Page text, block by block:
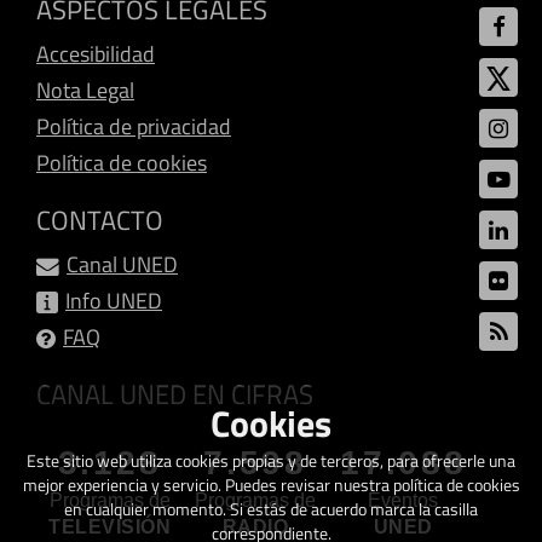
ASPECTOS LEGALES
Accesibilidad
Nota Legal
Política de privacidad
Política de cookies
CONTACTO
Canal UNED
Info UNED
FAQ
CANAL UNED EN CIFRAS
3.128
Programas de
TELEVISIÓN
7.598
Programas de
RADIO
17.088
Eventos
UNED
Cookies
Este sitio web utiliza cookies propias y de terceros, para ofrecerle una
mejor experiencia y servicio. Puedes revisar nuestra política de cookies
en cualquier momento. Si estás de acuerdo marca la casilla
correspondiente.